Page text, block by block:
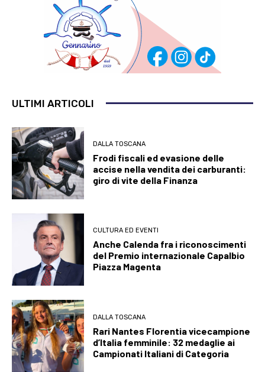
ULTIMI ARTICOLI
DALLA TOSCANA
Frodi fiscali ed evasione delle
accise nella vendita dei carburanti:
giro di vite della Finanza
CULTURA ED EVENTI
Anche Calenda fra i riconoscimenti
del Premio internazionale Capalbio
Piazza Magenta
DALLA TOSCANA
Rari Nantes Florentia vicecampione
d’Italia femminile: 32 medaglie ai
Campionati Italiani di Categoria